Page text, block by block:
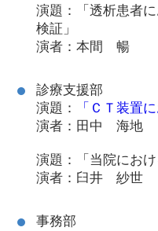
演題：「透析患者
検証」
演者：本間 暢
診療支援部
演題：
「ＣＴ装置
演者：田中 海地
演題：「当院にお
演者：臼井 紗世
事務部